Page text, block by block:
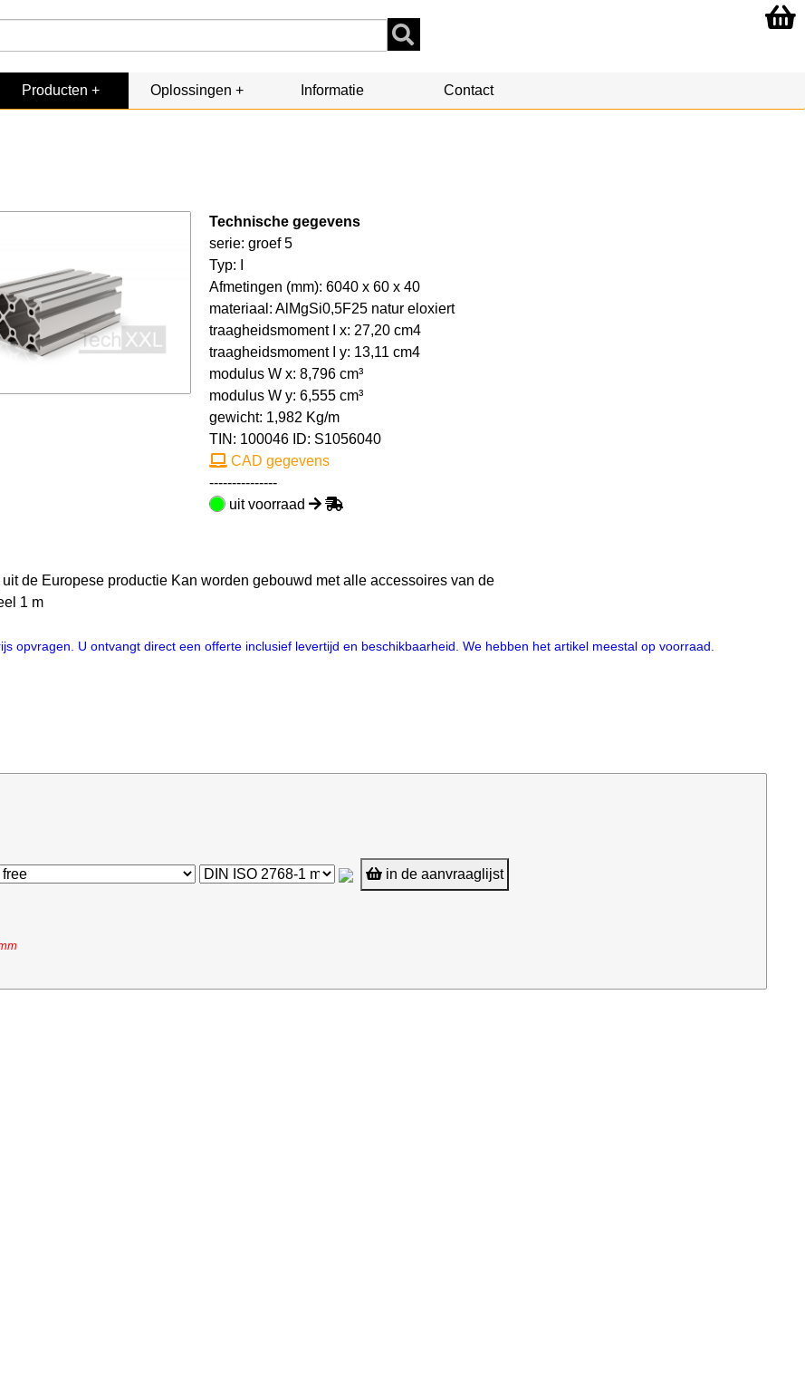
Producten Oplossingen Informatie Contact
Technische gegevens
serie: groef 5
Typ: I
Afmetingen (mm): 6040 x 60 x 40
materiaal: AlMgSi0,5F25 natur eloxiert
traagheidsmoment I x: 27,20 cm4
traagheidsmoment I y: 13,11 cm4
modulus W x: 8,796 cm³
modulus W y: 6,555 cm³
gewicht: 1,982 Kg/m
TIN: 100046 ID: S1056040
CAD gegevens
---------------
uit voorraad
de Europese productie Kan worden gebouwd met alle accessoires van de
1 m
opvragen. U ontvangt direct een offerte inclusief levertijd en beschikbaarheid. We hebben het artikel meestal op voorraad.
in de aanvraaglijst